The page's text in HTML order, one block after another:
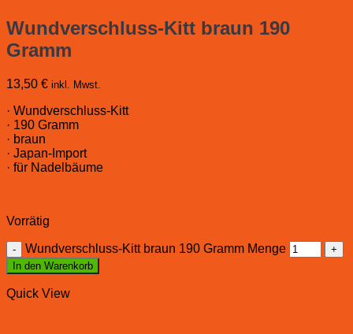
Wundverschluss-Kitt braun 190
Gramm
13,50 € inkl. Mwst.
· Wundverschluss-Kitt
· 190 Gramm
· braun
· Japan-Import
· für Nadelbäume
Vorrätig
Wundverschluss-Kitt braun 190 Gramm Menge
In den Warenkorb
Quick View